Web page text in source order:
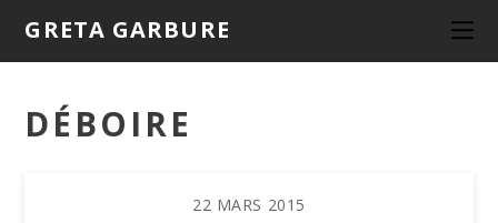
GRETA GARBURE
DÉBOIRE
22 MARS 2015